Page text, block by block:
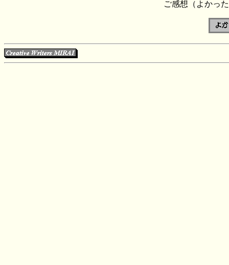
ご感想（よかっ